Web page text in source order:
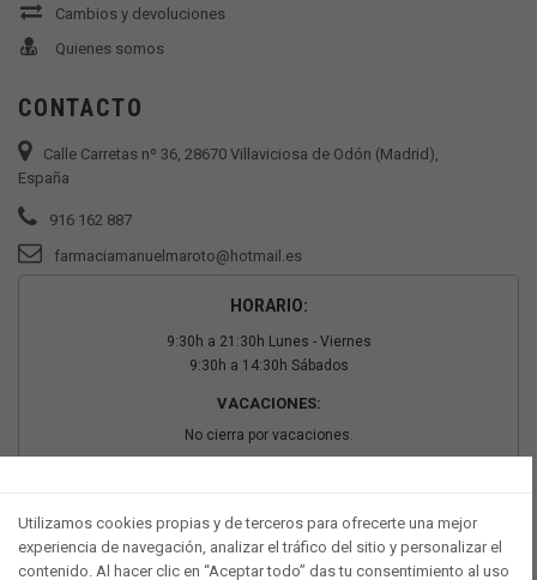
Cambios y devoluciones
Quienes somos
CONTACTO
Calle Carretas nº 36, 28670 Villaviciosa de Odón (Madrid),
España
916 162 887
farmaciamanuelmaroto@hotmail.es
HORARIO:
9:30h a 21:30h Lunes - Viernes
9:30h a 14:30h Sábados
VACACIONES:
No cierra por vacaciones.
Utilizamos cookies propias y de terceros para ofrecerte una mejor
experiencia de navegación, analizar el tráfico del sitio y personalizar el
contenido. Al hacer clic en “Aceptar todo” das tu consentimiento al uso